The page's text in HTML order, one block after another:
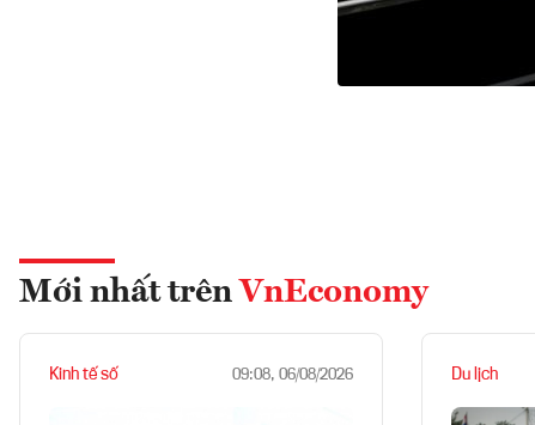
Mới nhất trên VnEconomy
Kinh tế số 09:08, 06/08/2026 Du lịch